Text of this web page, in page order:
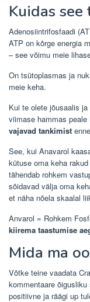
Kuidas see
Adenosiintrifosfaadi
ATP on kõrge energia
– see võimu meie
On tsütoplasmas ja
meie keha.
Kui te olete jõusaalis
viimase hammas
vajavad tankimist
See, kui Anavarol
kütuse oma keha
tähendab rohkem
sõidavad välja oma
et näha nõela skaalal
Anvarol = Rohkem
kiirema taastumise
Mida ma
Võtke teine ​​vaadata
kommentaare
positiivne ja räägi up